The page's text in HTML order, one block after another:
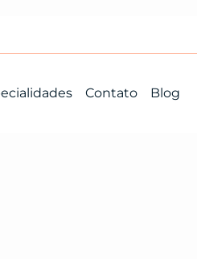
Contato Blog